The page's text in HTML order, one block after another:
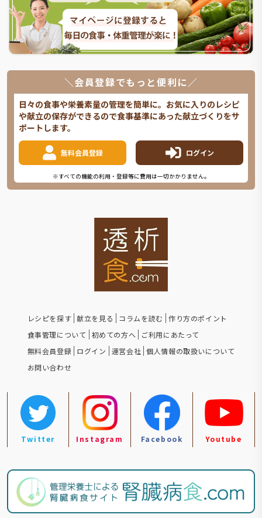
＼会員登録でもっと便利に／
日々の食事や栄養素量の管理を簡単に。お気に入りのレシピ
や献立の保存ができるので食事基準にあった献立づくりをサ
ポートします。
無料会員登録 ログイン
※すべての機能の利用・登録等に費用は一切かかりません。
レシピを探す 献立を見る コラムを読む
作り方のポイント
食事管理について
初めての方へ
ご利用にあたって
無料会員登録 ログイン 運営会社 個人情報の取扱いについて
お問い合わせ
Twitter Instagram Facebook Youtube